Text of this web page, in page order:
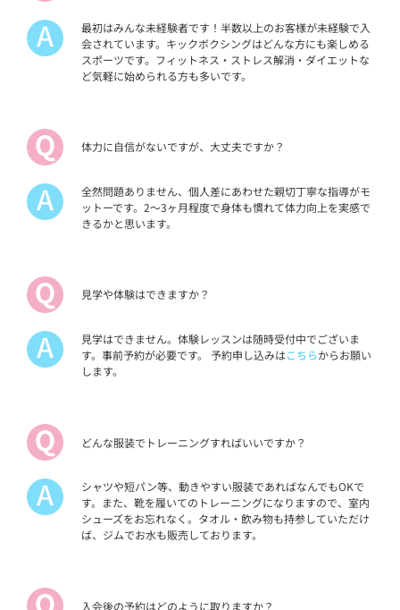
最初はみんな未経験者です！半数以上のお客様が未経験で入
会されています。キックボクシングはどんな方にも楽しめる
スポーツです。フィットネス・ストレス解消・ダイエットな
ど気軽に始められる方も多いです。
体力に自信がないですが、大丈夫ですか？
全然問題ありません、個人差にあわせた親切丁寧な指導がモ
ットーです。2～3ヶ月程度で身体も慣れて体力向上を実感で
きるかと思います。
見学や体験はできますか？
見学はできません。体験レッスンは随時受付中でございま
す。事前予約が必要です。 予約申し込みはこちらからお願い
します。
どんな服装でトレーニングすればいいですか？
シャツや短パン等、動きやすい服装であればなんでもOKで
す。また、靴を履いてのトレーニングになりますので、室内
シューズをお忘れなく。タオル・飲み物も持参していただけ
ば、ジムでお水も販売しております。
入会後の予約はどのように取りますか？